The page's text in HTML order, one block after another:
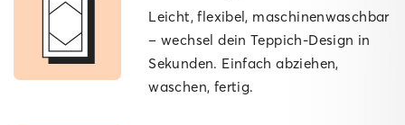
Leicht, flexibel, maschinen­waschbar
– wechsel dein Teppich-Design in
Sekunden. Einfach abziehen,
waschen, fertig.